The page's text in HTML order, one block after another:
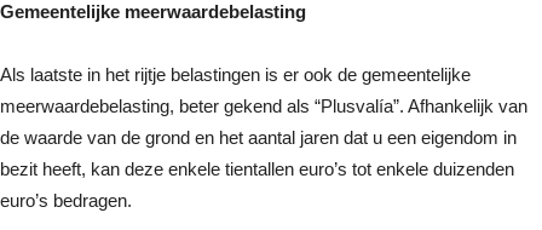
Gemeentelijke meerwaardebelasting
Als laatste in het rijtje belastingen is er ook de gemeentelijke
meerwaardebelasting, beter gekend als “Plusvalía”. Afhankelijk van
de waarde van de grond en het aantal jaren dat u een eigendom in
bezit heeft, kan deze enkele tientallen euro’s tot enkele duizenden
euro’s bedragen.